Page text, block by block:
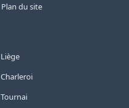
Plan du site
Liège
Charleroi
Tournai